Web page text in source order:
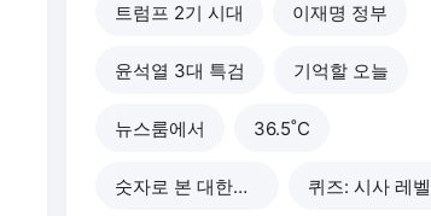
트럼프 2기 시대 이재명 정부
윤석열 3대 특검 기억할 오늘
뉴스룸에서 36.5˚C
숫자로 본 대한민국 퀴즈: 시사 레